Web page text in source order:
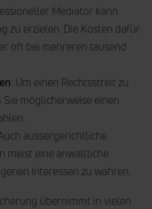
Mediator kann
zu erzielen. Die Kosten dafür
oft bei mehreren tausend
: Um einen Rechtsstreit zu
möglicherweise einen
aussergerichtliche
meist eine anwaltliche
Interessen zu wahren.
übernimmt in vielen